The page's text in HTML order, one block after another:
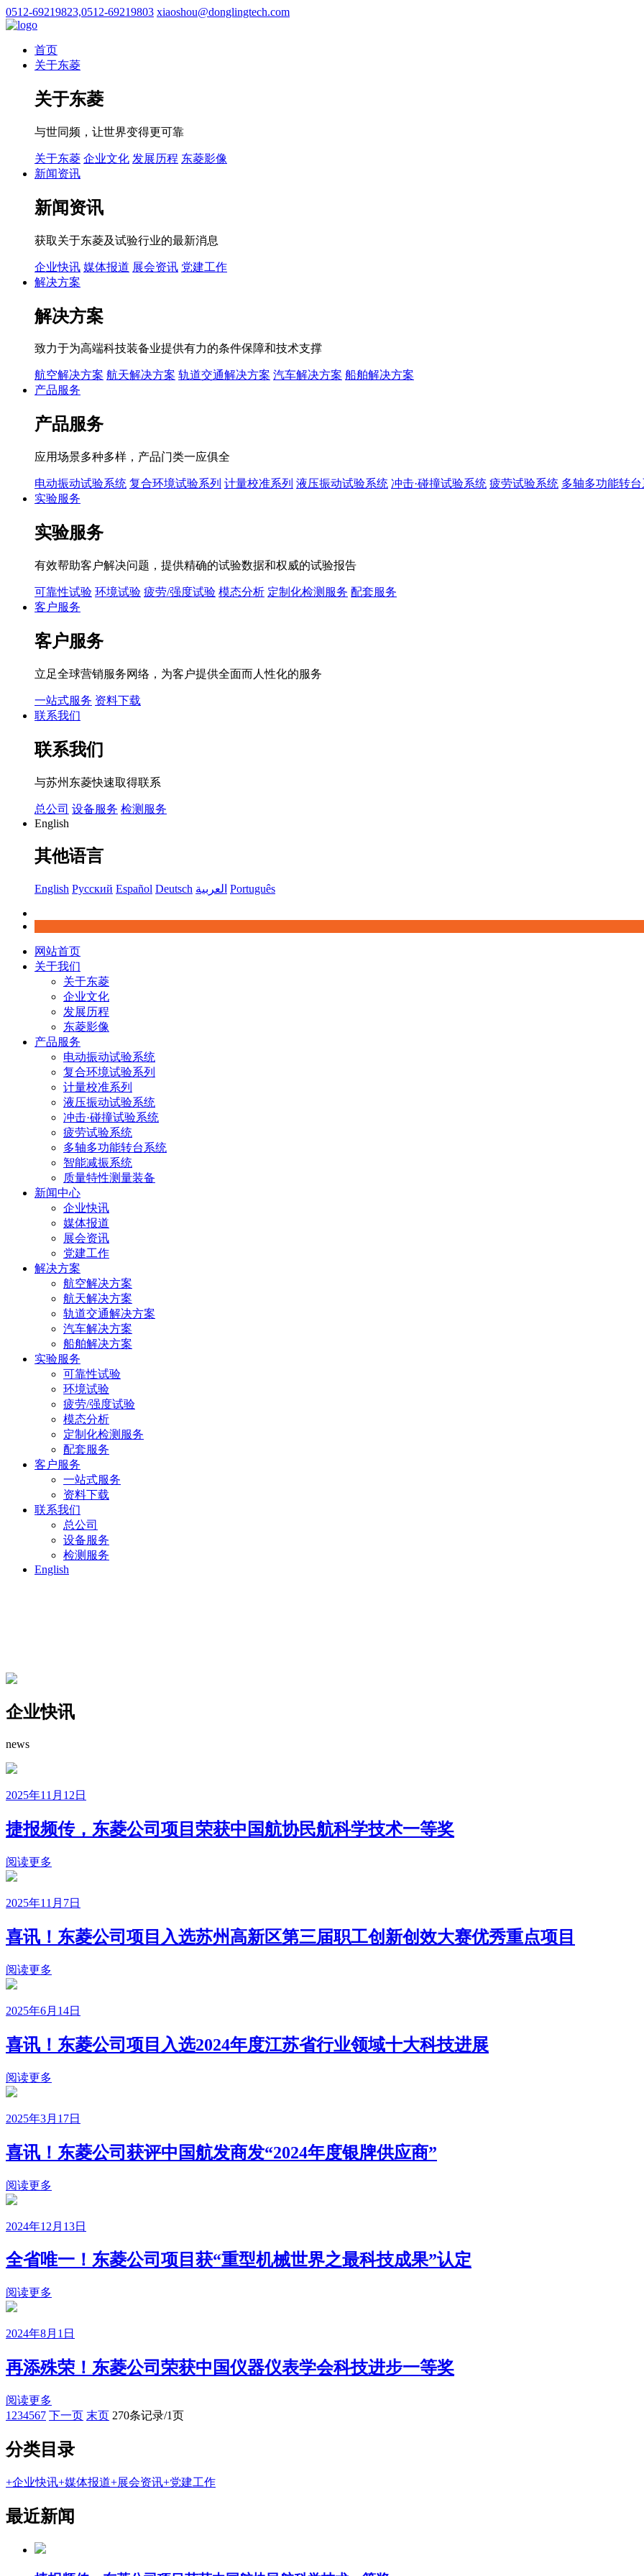
0512-69219823,0512-69219803 xiaoshou@donglingtech.com
首页
关于东菱
关于东菱
与世同频，让世界变得更可靠
关于东菱 企业文化 发展历程 东菱影像
新闻资讯
新闻资讯
获取关于东菱及试验行业的最新消息
企业快讯 媒体报道 展会资讯 党建工作
解决方案
解决方案
致力于为高端科技装备业提供有力的条件保障和技术支撑
航空解决方案 航天解决方案 轨道交通解决方案 汽车解决方案 船舶解决方案
产品服务
产品服务
应用场景多种多样，产品门类一应俱全
电动振动试验系统 复合环境试验系列 计量校准系列 液压振动试验系统 冲击·碰撞试验系统 疲劳试验系统 多轴多功能转
实验服务
实验服务
有效帮助客户解决问题，提供精确的试验数据和权威的试验报告
可靠性试验 环境试验 疲劳/强度试验 模态分析 定制化检测服务 配套服务
客户服务
客户服务
立足全球营销服务网络，为客户提供全面而人性化的服务
一站式服务 资料下载
联系我们
联系我们
与苏州东菱快速取得联系
总公司 设备服务 检测服务
English
其他语言
English Русский Español Deutsch العربية Português
网站首页
关于我们
关于东菱
企业文化
发展历程
东菱影像
产品服务
电动振动试验系统
复合环境试验系列
计量校准系列
液压振动试验系统
冲击·碰撞试验系统
疲劳试验系统
多轴多功能转台系统
智能减振系统
质量特性测量装备
新闻中心
企业快讯
媒体报道
展会资讯
党建工作
解决方案
航空解决方案
航天解决方案
轨道交通解决方案
汽车解决方案
船舶解决方案
实验服务
可靠性试验
环境试验
疲劳/强度试验
模态分析
定制化检测服务
配套服务
客户服务
一站式服务
资料下载
联系我们
总公司
设备服务
检测服务
English
企业快讯
news
2025年11月12日
捷报频传，东菱公司项目荣获中国航协民航科学技术一等奖
阅读更多
2025年11月7日
喜讯！东菱公司项目入选苏州高新区第三届职工创新创效大赛优秀重点项目
阅读更多
2025年6月14日
喜讯！东菱公司项目入选2024年度江苏省行业领域十大科技进展
阅读更多
2025年3月17日
喜讯！东菱公司获评中国航发商发“2024年度银牌供应商”
阅读更多
2024年12月13日
全省唯一！东菱公司项目获“重型机械世界之最科技成果”认定
阅读更多
2024年8月1日
再添殊荣！东菱公司荣获中国仪器仪表学会科技进步一等奖
阅读更多
1 234567 下一页 末页 270条记录/1页
分类目录
+企业快讯+媒体报道+展会资讯+党建工作
最近新闻